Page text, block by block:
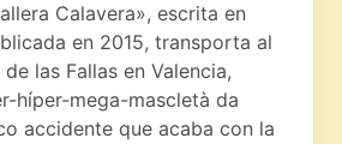
Calavera», escrita en
en 2015, transporta al
las Fallas en Valencia,
híper-mega-mascletà da
accidente que acaba con la